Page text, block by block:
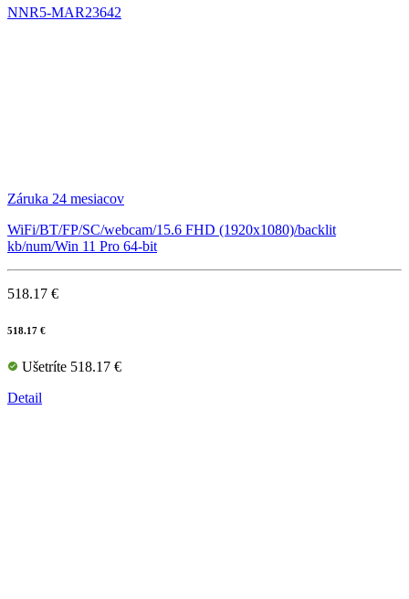
NNR5-MAR23642
Záruka 24 mesiacov
WiFi/BT/FP/SC/webcam/15.6 FHD (1920x1080)/backlit
kb/num/Win 11 Pro 64-bit
518.17 €
518.17 €
Ušetríte 518.17 €
Detail